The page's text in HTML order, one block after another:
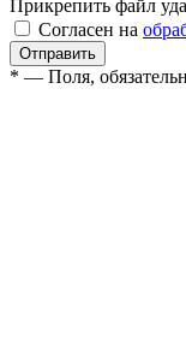
Прикрепить файл
Согласен на
* — Поля,